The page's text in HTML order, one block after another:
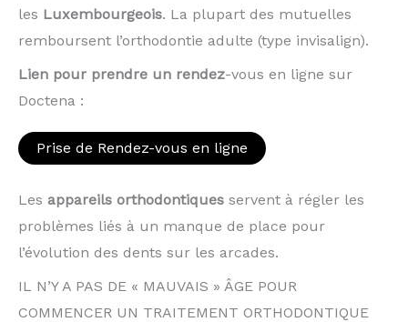
les Luxembourgeois. La plupart des mutuelles
remboursent l’orthodontie adulte (type invisalign).
Lien pour prendre un rendez-vous en ligne sur
Doctena :
Prise de Rendez-vous en ligne
Les appareils orthodontiques servent à régler les
problèmes liés à un manque de place pour
l’évolution des dents sur les arcades.
IL N’Y A PAS DE « MAUVAIS » ÂGE POUR
COMMENCER UN TRAITEMENT ORTHODONTIQUE